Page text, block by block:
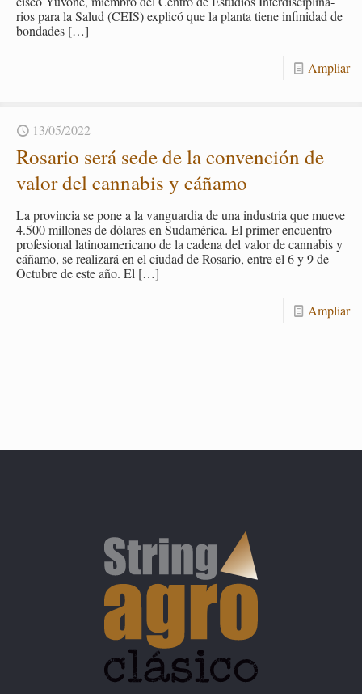
rios para la Salud (CEIS) ex­pli­có que la plan­ta tiene in­fi­ni­dad de
bon­da­des […]
Am­pliar
13/05/2022
Ro­sa­rio será sede de la con­ven­ción de
valor del can­na­bis y cá­ña­mo
La pro­vin­cia se pone a la van­guar­dia de una in­dus­tria que mueve
4.500 mi­llo­nes de dó­la­res en Su­da­mé­ri­ca. El pri­mer en­cuen­tro
pro­fe­sio­nal la­ti­noa­me­ri­cano de la ca­de­na del valor de can­na­bis y
cá­ña­mo, se rea­li­za­rá en el ciu­dad de Ro­sa­rio, entre el 6 y 9 de
Oc­tu­bre de este año. El […]
Am­pliar